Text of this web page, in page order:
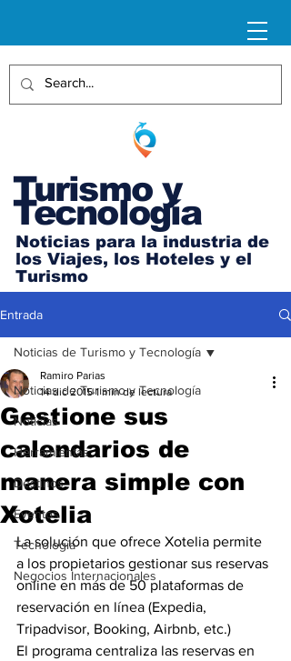
Turismo y
Tecnología
Noticias para la industria de
los Viajes, los Hoteles y el
Turismo
Entrada
Noticias de Turismo y Tecnología
Noticias
Herramientas
Destinos
Eventos
Tecnología
Negocios Internacionales
Noticias de Turismo y Tecnología
Gestione sus
calendarios de
manera simple con
Xotelia
Ramiro Parias
14 dic 2015 1 min de lectura
La solución que ofrece Xotelia permite
a los propietarios gestionar sus reservas
online en más de 50 plataformas de
reservación en línea (Expedia,
Tripadvisor, Booking, Airbnb, etc.)
El programa centraliza las reservas en